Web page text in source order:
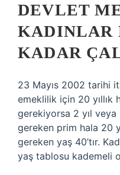
DEVLET
KADINLAR
KADAR
23 Mayıs 2002 tarihi
emeklilik için 20 yıllık
gerekiyorsa 2 yıl veya
gereken prim hala 20
gereken yaş 40’tır.
yaş tablosu kademeli